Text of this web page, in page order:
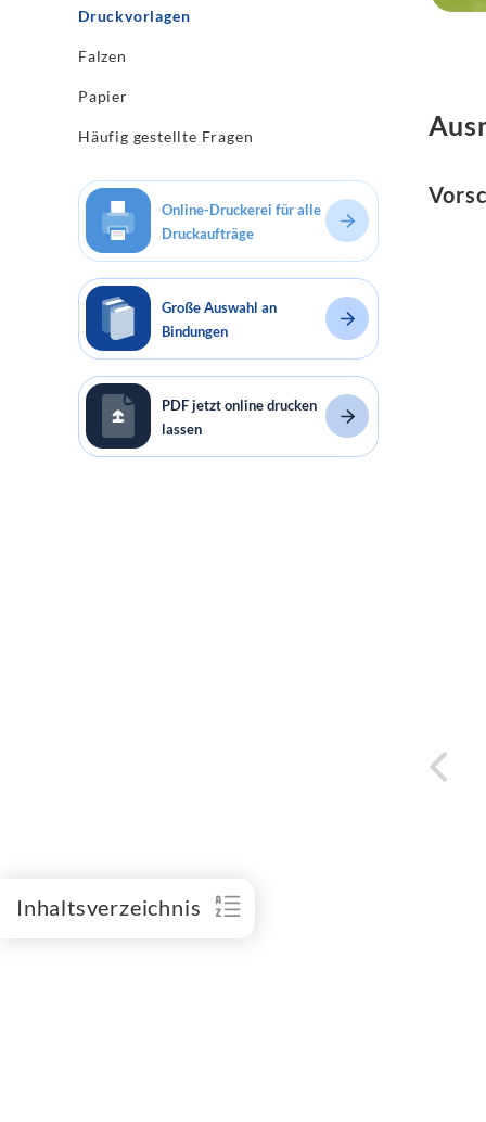
Druckvorlagen
Falzen
Papier
Häufig gestellte Fragen
Online-Druckerei für alle
Druckaufträge
Große Auswahl an
Bindungen
PDF jetzt online drucken
lassen
Inhaltsverzeichnis